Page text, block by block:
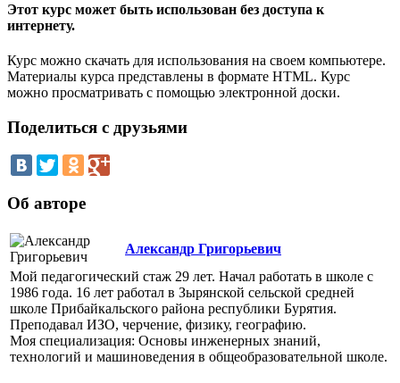
Этот курс может быть использован без доступа к
интернету.
Курс можно скачать для использования на своем компьютере.
Материалы курса представлены в формате HTML. Курс
можно просматривать с помощью электронной доски.
Поделиться с друзьями
Об авторе
Александр Григорьевич
Мой педагогический стаж 29 лет. Начал работать в школе с
1986 года. 16 лет работал в Зырянской сельской средней
школе Прибайкальского района республики Бурятия.
Преподавал ИЗО, черчение, физику, географию.
Моя специализация: Основы инженерных знаний,
технологий и машиноведения в общеобразовательной школе.